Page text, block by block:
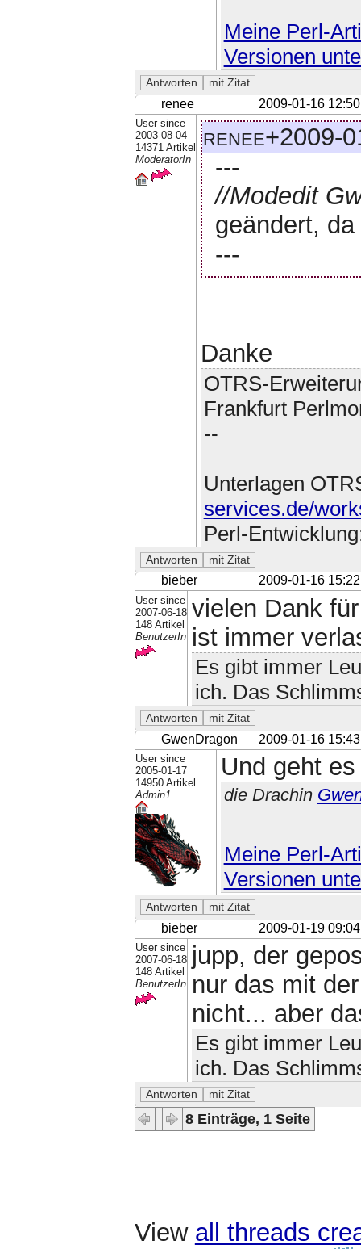
Meine Perl-
Versionen
renee 2009-01-16 12:50
User since
2003-08-04
14371 Artikel
ModeratorIn
renee+2009-
---
//Modedit
geändert,
---
Danke
OTRS-
Frankfurt
--
Unterlagen
services.de/
Perl-
bieber 2009-01-16 15:22
User since
2007-06-18
148 Artikel
BenutzerIn
vielen Dank
ist immer
Es gibt immer
ich. Das
GwenDragon 2009-01-16 15:43
User since
2005-01-17
14950 Artikel
Admin1
Und geht
die Drachin
Meine Perl-
Versionen
bieber 2009-01-19 09:04
User since
2007-06-18
148 Artikel
BenutzerIn
jupp, der
nur das mit
nicht... aber
Es gibt immer
ich. Das
8 Einträge, 1 Seite
View all threads